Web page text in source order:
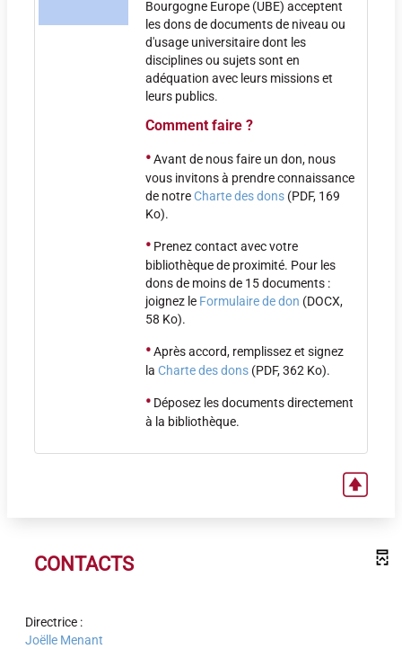
Bourgogne Europe (UBE) acceptent
les dons de documents de niveau ou
d'usage universitaire dont les
disciplines ou sujets sont en
adéquation avec leurs missions et
leurs publics.
Comment faire ?
•Avant de nous faire un don, nous
vous invitons à prendre connaissance
de notreCharte des dons (PDF, 169
Ko).
• Prenez contact avec votre
bibliothèque de proximité. Pour les
dons de moins de 15 documents :
joignez le Formulaire de don (DOCX,
58 Ko).
•Après accord, remplissez et signez
la Charte des dons (PDF, 362 Ko).
• Déposez les documents directement
à la bibliothèque.
CONTACTS
Directrice :
Joëlle Menant